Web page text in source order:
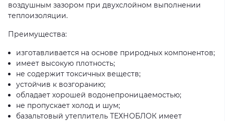
воздушным зазором при двухслойном выполнении
теплоизоляции.
Преимущества:
изготавливается на основе природных компонентов;
имеет высокую плотность;
не содержит токсичных веществ;
устойчив к возгоранию;
обладает хорошей водонепроницаемостью;
не пропускает холод и шум;
базальтовый утеплитель ТЕХНОБЛОК имеет